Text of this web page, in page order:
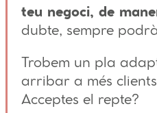
teu negoci, de
dubte, sempre
Trobem un pla
arribar a més
Acceptes el repte?